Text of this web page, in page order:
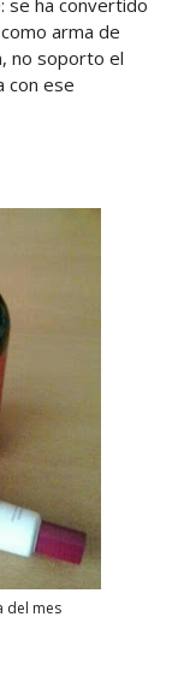
se ha convertido
arma de
no soporto el
con ese
del mes